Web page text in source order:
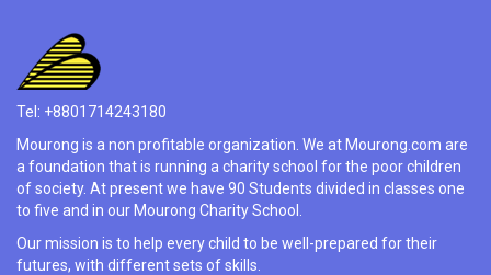
Tel: +8801714243180
Mourong is a non profitable organization. We at Mourong.com are
a foundation that is running a charity school for the poor children
of society. At present we have 90 Students divided in classes one
to five and in our Mourong Charity School.
Our mission is to help every child to be well-prepared for their
futures, with different sets of skills.